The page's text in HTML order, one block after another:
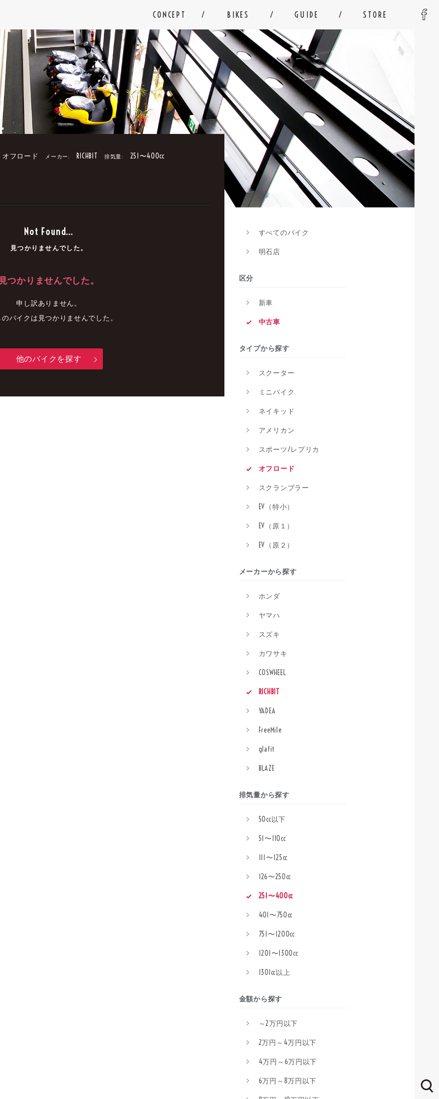
CONCEPT BIKES GUIDE STORE
オフロード メーカー: RICHBIT 排気量: 251〜400cc
Not Found...
見つかりませんでした。
見つかりませんでした。
申し訳ありません。
バイクは見つかりませんでした。
他のバイクを探す
すべてのバイク
明石店
区分
新車
中古車
タイプから探す
スクーター
ミニバイク
ネイキッド
アメリカン
スポーツ/レプリカ
オフロード
スクランブラー
EV（特小）
EV（原１）
EV（原２）
メーカーから探す
ホンダ
ヤマハ
スズキ
カワサキ
COSWHEEL
RICHBIT
YADEA
FreeMile
glafit
BLAZE
排気量から探す
50cc以下
51〜110cc
111〜125cc
126〜250cc
251〜400cc
401〜750cc
751〜1200cc
1201〜1300cc
1301cc以上
金額から探す
～2万円以下
2万円～4万円以下
4万円～6万円以下
6万円～8万円以下
中古車